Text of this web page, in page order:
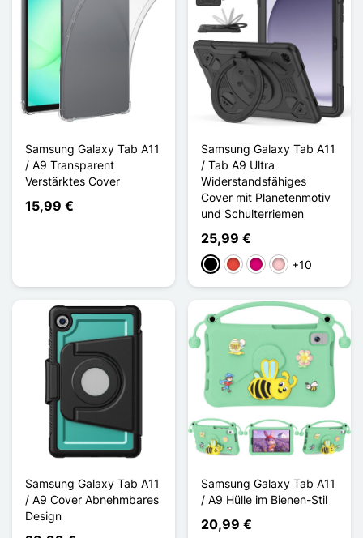
Samsung Galaxy Tab A11
/ A9 Transparent
Verstärktes Cover
15,99 €
Samsung Galaxy Tab A11
/ Tab A9 Ultra
Widerstandsfähiges
Cover mit Planetenmotiv
und Schulterriemen
25,99 €
Schwarz
Rot Magenta
Pink+10
Samsung Galaxy Tab A11
/ A9 Cover Abnehmbares
Design
Samsung Galaxy Tab A11
/ A9 Hülle im Bienen-Stil
20,99 €